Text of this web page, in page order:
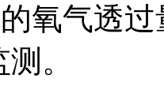
氧气透过
。